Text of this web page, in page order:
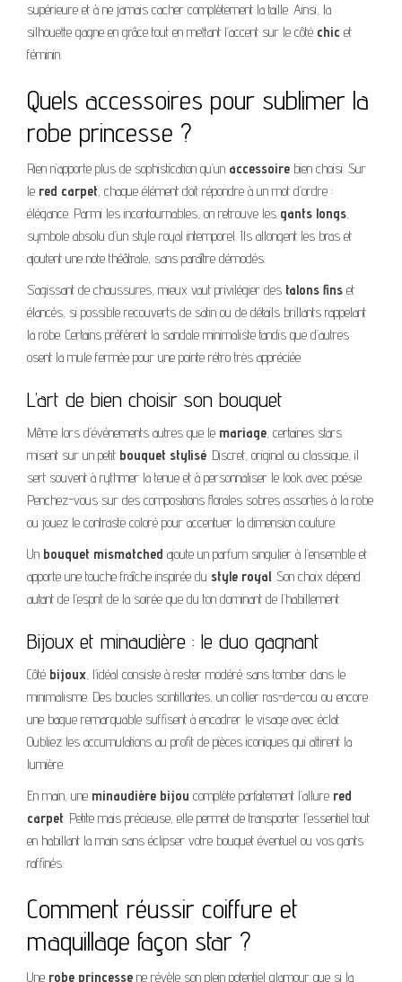
supérieure et à ne jamais cacher complètement la taille. Ainsi, la
silhouette gagne en grâce tout en mettant l’accent sur le côté chic et
féminin.
Quels accessoires pour sublimer la
robe princesse ?
Rien n’apporte plus de sophistication qu’un accessoire bien choisi. Sur
le red carpet, chaque élément doit répondre à un mot d’ordre :
élégance. Parmi les incontournables, on retrouve les gants longs,
symbole absolu d’un style royal intemporel. Ils allongent les bras et
ajoutent une note théâtrale, sans paraître démodés.
S’agissant de chaussures, mieux vaut privilégier des talons fins et
élancés, si possible recouverts de satin ou de détails brillants rappelant
la robe. Certains préfèrent la sandale minimaliste tandis que d’autres
osent la mule fermée pour une pointe rétro très appréciée.
L’art de bien choisir son bouquet
Même lors d’événements autres que le mariage, certaines stars
misent sur un petit bouquet stylisé. Discret, original ou classique, il
sert souvent à rythmer la tenue et à personnaliser le look avec poésie.
Penchez-vous sur des compositions florales sobres assorties à la robe
ou jouez le contraste coloré pour accentuer la dimension couture.
Un bouquet mismatched ajoute un parfum singulier à l’ensemble et
apporte une touche fraîche inspirée du style royal. Son choix dépend
autant de l’esprit de la soirée que du ton dominant de l’habillement.
Bijoux et minaudière : le duo gagnant
Côté bijoux, l’idéal consiste à rester modéré sans tomber dans le
minimalisme. Des boucles scintillantes, un collier ras-de-cou ou encore
une bague remarquable suffisent à encadrer le visage avec éclat.
Oubliez les accumulations au profit de pièces iconiques qui attirent la
lumière.
En main, une minaudière bijou complète parfaitement l’allure red
carpet. Petite mais précieuse, elle permet de transporter l’essentiel tout
en habillant la main sans éclipser votre bouquet éventuel ou vos gants
raffinés.
Comment réussir coiffure et
maquillage façon star ?
Une robe princesse ne révèle son plein potentiel glamour que si la